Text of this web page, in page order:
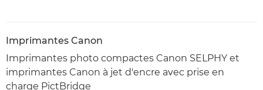
Imprimantes Canon
Imprimantes photo compactes Canon SELPHY et
imprimantes Canon à jet d'encre avec prise en
charge PictBridge